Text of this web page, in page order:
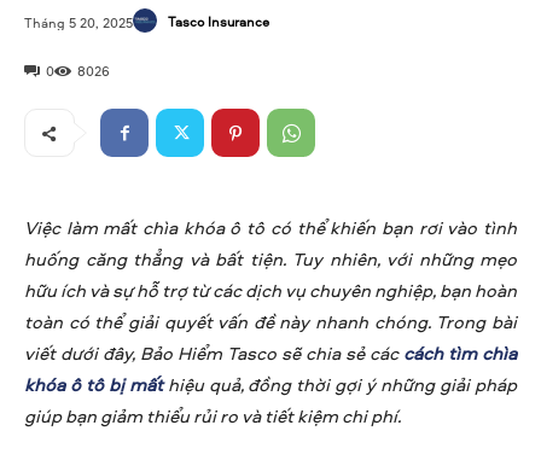
0 8026
Tháng 5 20, 2025 Tasco Insurance
Việc làm mất chìa khóa ô tô có thể khiến bạn rơi vào tình
huống căng thẳng và bất tiện. Tuy nhiên, với những mẹo
hữu ích và sự hỗ trợ từ các dịch vụ chuyên nghiệp, bạn hoàn
toàn có thể giải quyết vấn đề này nhanh chóng. Trong bài
viết dưới đây, Bảo Hiểm Tasco sẽ chia sẻ cáccách tìm chìa
khóa ô tô bị mấthiệu quả, đồng thời gợi ý những giải pháp
giúp bạn giảm thiểu rủi ro và tiết kiệm chi phí.